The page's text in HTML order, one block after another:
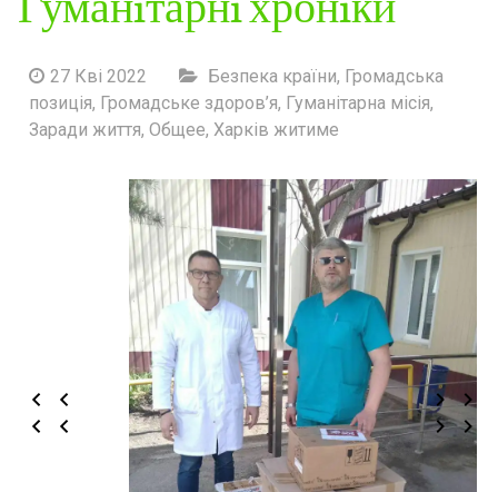
27 Кві 2022 Безпека країни, Громадська
позиція, Громадське здоров’я, Гуманітарна місія,
Заради життя, Общее, Харків житиме